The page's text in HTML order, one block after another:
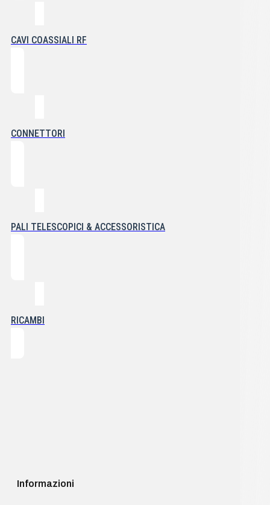
CAVI COASSIALI RF
CONNETTORI
PALI TELESCOPICI & ACCESSORISTICA
RICAMBI
Informazioni